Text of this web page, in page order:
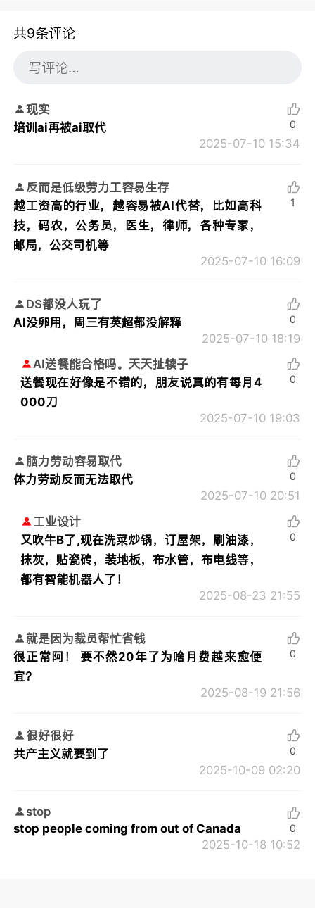
共9条评论
现实
培训ai再被ai取代
2025-07-10 15:34
0
反而是低级劳力工容易生存
越工资高的行业，越容易被AI代替，比如高科
技，码农，公务员，医生，律师，各种专家，
邮局，公交司机等
2025-07-10 16:09
1
DS都没人玩了
AI没卵用，周三有英超都没解释
2025-07-10 18:19
0
AI送餐能合格吗。天天扯犊子
送餐现在好像是不错的，朋友说真的有每月4
000刀
2025-07-10 19:03
0
脑力劳动容易取代
体力劳动反而无法取代
2025-07-10 20:51
0
工业设计
又吹牛B了,现在洗菜炒锅，订屋架，刷油漆，
抹灰，贴瓷砖，装地板，布水管，布电线等，
都有智能机器人了！
2025-08-23 21:55
0
就是因为裁员帮忙省钱
很正常阿！ 要不然20年了为啥月费越来愈便
宜？
2025-08-19 21:56
0
很好很好
共产主义就要到了
2025-10-09 02:20
0
stop
stop people coming from out of Canada
2025-10-18 10:52
0